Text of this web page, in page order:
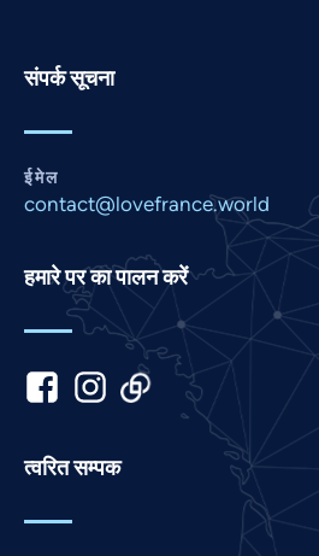
संपर्क सूचना
ईमेल
contact@lovefrance.world
हमारे पर का पालन करें
त्वरित सम्पक